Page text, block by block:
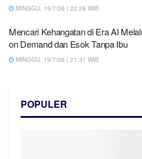
MINGGU, 19/7/26 | 22:26 WIB
Mencari Kehangatan di Era AI
on Demand dan Esok Tanpa Ibu
MINGGU, 19/7/26 | 21:31 WIB
POPULER